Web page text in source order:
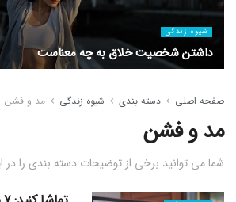
شیوه زندگی
داشتن شخصیت خلاق به چه معناست
صفحه اصلی دسته بندی شیوه زندگی مد و فشن
مد و فشن
شما می توانید برخی از توضیحات دسته بندی را در